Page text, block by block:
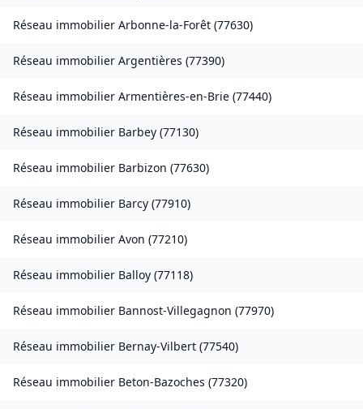
Réseau immobilier Arbonne-la-Forêt (77630)
Réseau immobilier Argentières (77390)
Réseau immobilier Armentières-en-Brie (77440)
Réseau immobilier Barbey (77130)
Réseau immobilier Barbizon (77630)
Réseau immobilier Barcy (77910)
Réseau immobilier Avon (77210)
Réseau immobilier Balloy (77118)
Réseau immobilier Bannost-Villegagnon (77970)
Réseau immobilier Bernay-Vilbert (77540)
Réseau immobilier Beton-Bazoches (77320)